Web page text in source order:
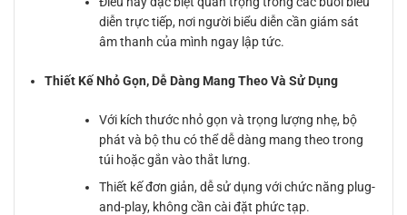
diễn trực tiếp, nơi người biểu diễn cần giám sát
âm thanh của mình ngay lập tức.
Thiết Kế Nhỏ Gọn, Dễ Dàng Mang Theo Và Sử Dụng
Với kích thước nhỏ gọn và trọng lượng nhẹ, bộ
phát và bộ thu có thể dễ dàng mang theo trong
túi hoặc gắn vào thắt lưng.
Thiết kế đơn giản, dễ sử dụng với chức năng plug-
and-play, không cần cài đặt phức tạp.